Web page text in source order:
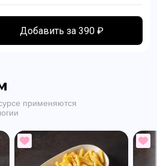
Добавить за 390 ₽
применяются